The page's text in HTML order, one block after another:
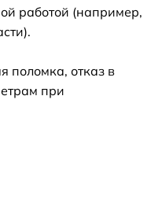
работой (например,
поломка, отказ в
при